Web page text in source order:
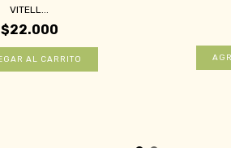
VITELL...
$22.000